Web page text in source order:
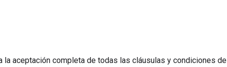
aceptación completa de todas las cláusulas y condiciones de